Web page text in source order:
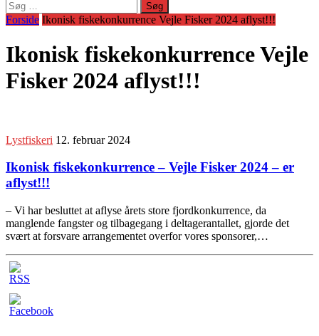
Søg
efter:
Forside Ikonisk fiskekonkurrence Vejle Fisker 2024 aflyst!!!
Ikonisk fiskekonkurrence Vejle
Fisker 2024 aflyst!!!
Lystfiskeri 12. februar 2024
Ikonisk fiskekonkurrence – Vejle Fisker 2024 – er
aflyst!!!
– Vi har besluttet at aflyse årets store fjordkonkurrence, da
manglende fangster og tilbagegang i deltagerantallet, gjorde det
svært at forsvare arrangementet overfor vores sponsorer,…